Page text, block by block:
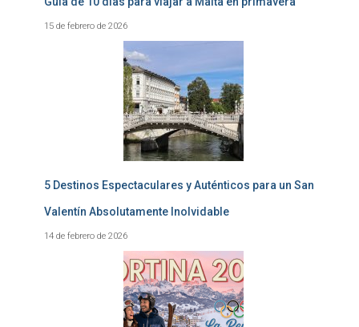
15 de febrero de 2026
5 Destinos Espectaculares y Auténticos para un San
Valentín Absolutamente Inolvidable
14 de febrero de 2026